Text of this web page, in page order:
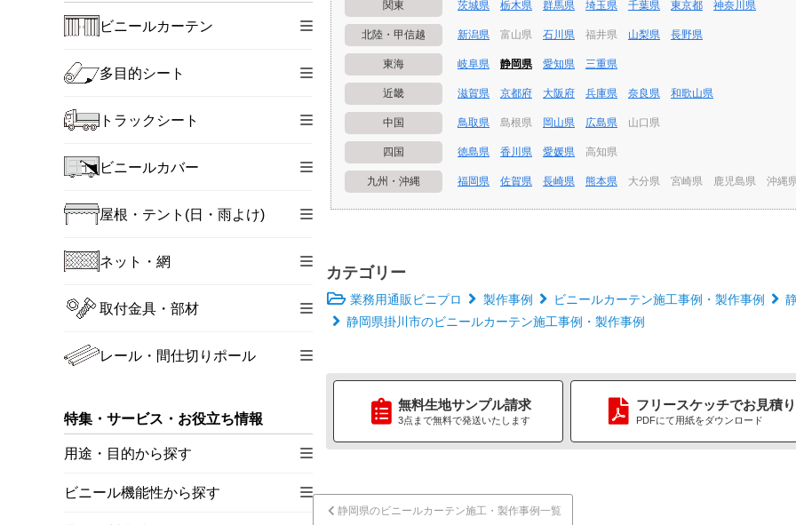
関東 茨城県 栃木県 群馬県 埼玉県 千葉県 東京都 神奈川県
北陸・甲信越 新潟県 富山県 石川県 福井県 山梨県 長野県
東海 岐阜県 静岡県 愛知県 三重県
近畿 滋賀県 京都府 大阪府 兵庫県 奈良県 和歌山県
中国 鳥取県 島根県 岡山県 広島県 山口県
四国 徳島県 香川県 愛媛県 高知県
九州・沖縄 福岡県 佐賀県 長崎県 熊本県 大分県 宮崎県 鹿児島県 沖縄
カテゴリー
業務用通販ビニプロ 製作事例 ビニールカーテン施工事例・製作事例
静岡県掛川市のビニールカーテン施工事例・製作事例
無料生地サンプル請求
3点まで無料で発送いたします
フリースケッチでお見積
PDFにて用紙をダウンロード
静岡県のビニールカーテン施工・製作事例一覧
ビニールカーテン
多目的シート
トラックシート
ビニールカバー
屋根・テント(日・雨よけ)
ネット・網
取付金具・部材
レール・間仕切りポール
特集・サービス・お役立ち情報
用途・目的から探す
ビニール機能性から探す